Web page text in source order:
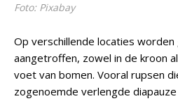
Foto: Pixabay
Op verschillende locaties
aangetroffen, zowel in de kroon
voet van bomen. Vooral rupsen
zogenoemde verlengde